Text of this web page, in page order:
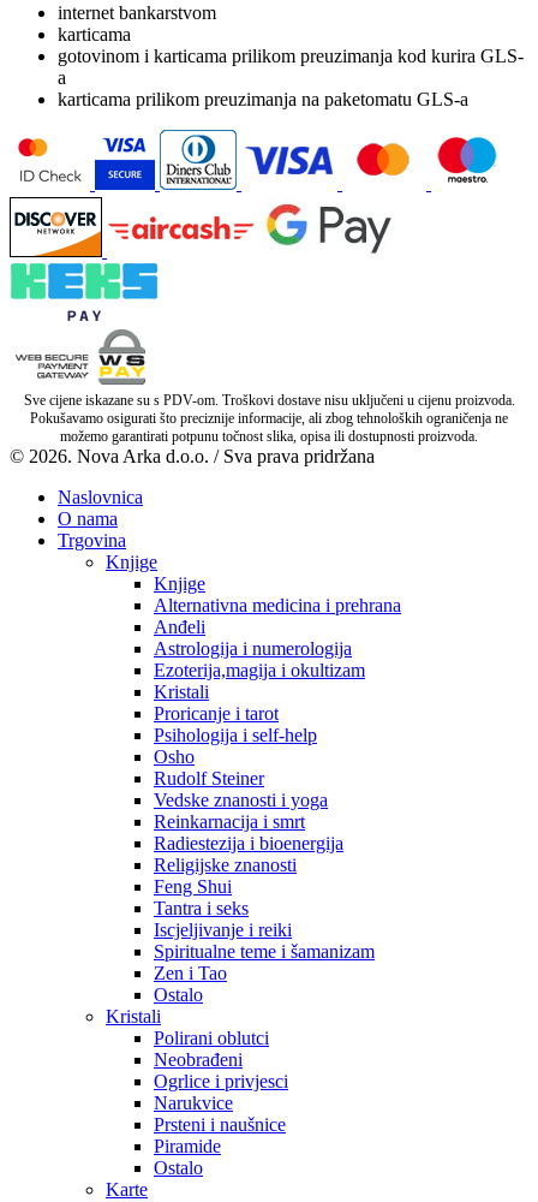
internet bankarstvom
karticama
gotovinom i karticama prilikom preuzimanja kod kurira GLS-
a
karticama prilikom preuzimanja na paketomatu GLS-a
Sve cijene iskazane su s PDV-om. Troškovi dostave nisu uključeni u cijenu proizvoda.
Pokušavamo osigurati što preciznije informacije, ali zbog tehnoloških ograničenja ne
možemo garantirati potpunu točnost slika, opisa ili dostupnosti proizvoda.
© 2026. Nova Arka d.o.o. / Sva prava pridržana
Naslovnica
O nama
Trgovina
Knjige
Knjige
Alternativna medicina i prehrana
Anđeli
Astrologija i numerologija
Ezoterija,magija i okultizam
Kristali
Proricanje i tarot
Psihologija i self-help
Osho
Rudolf Steiner
Vedske znanosti i yoga
Reinkarnacija i smrt
Radiestezija i bioenergija
Religijske znanosti
Feng Shui
Tantra i seks
Iscjeljivanje i reiki
Spiritualne teme i šamanizam
Zen i Tao
Ostalo
Kristali
Polirani oblutci
Neobrađeni
Ogrlice i privjesci
Narukvice
Prsteni i naušnice
Piramide
Ostalo
Karte